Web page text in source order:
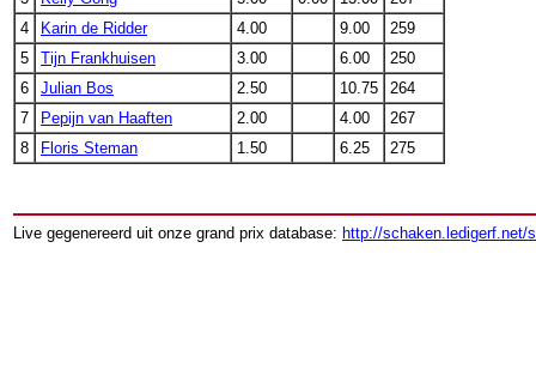
4
Karin de Ridder 4.00 9.00
259
5
Tijn Frankhuisen 3.00 6.00
250
6
Julian Bos 2.50 10.75
264
7
Pepijn van Haaften 2.00 4.00
267
8
Floris Steman 1.50 6.25 275
Live gegenereerd uit onze grand prix database: http://schaken.ledigerf.net/